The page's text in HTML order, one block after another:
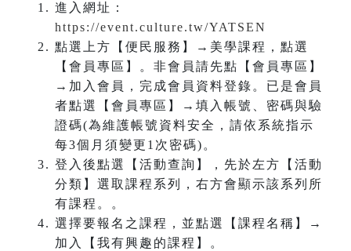
進入網址：
https://event.culture.tw/YATSEN
點選上方【便民服務】→美學課程，點選
【會員專區】。非會員請先點【會員專區】
→加入會員，完成會員資料登錄。已是會員
者點選【會員專區】→填入帳號、密碼與驗
證碼(為維護帳號資料安全，請依系統指示
每3個月須變更1次密碼)。
登入後點選【活動查詢】，先於左方【活動
分類】選取課程系列，右方會顯示該系列所
有課程。。
選擇要報名之課程，並點選【課程名稱】→
加入【我有興趣的課程】。